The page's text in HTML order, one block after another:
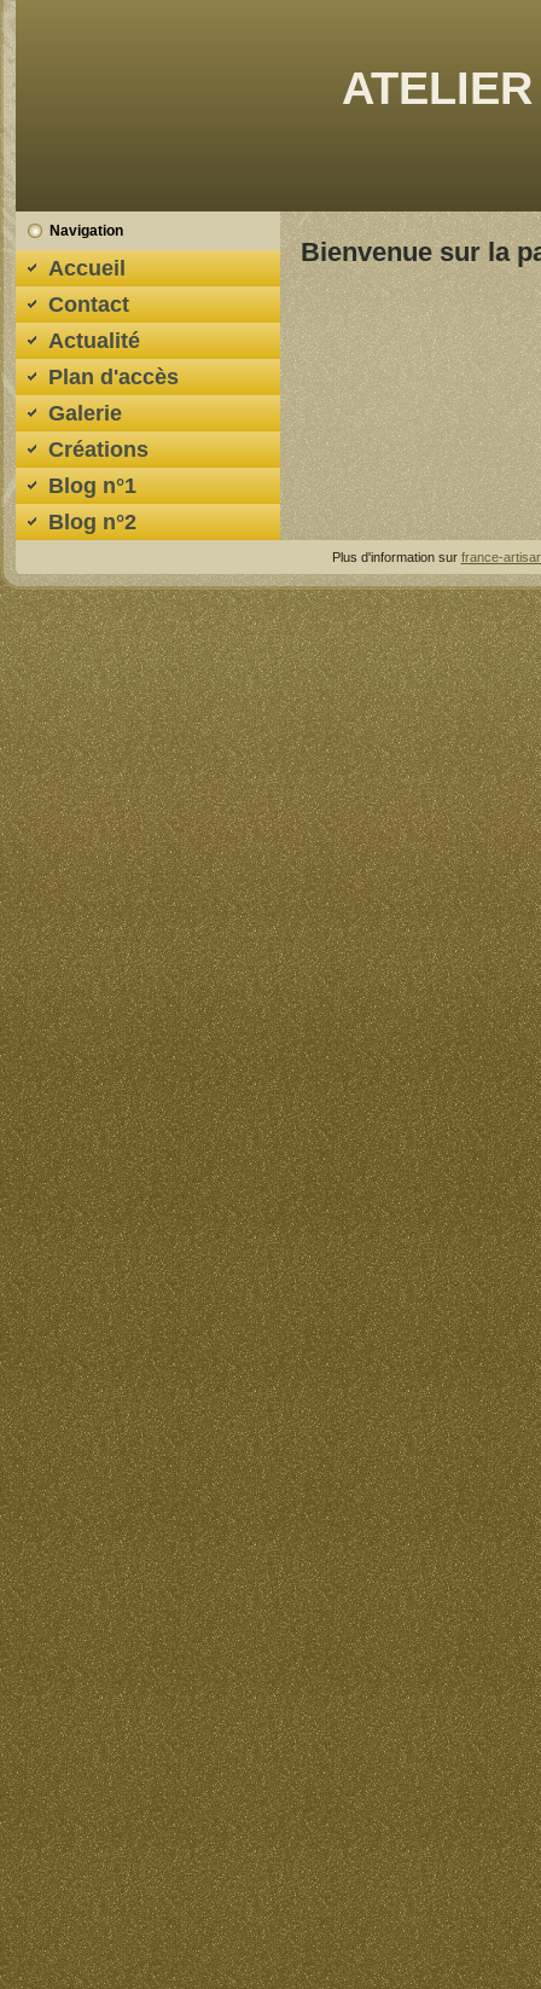
Navigation
Accueil
Contact
Actualité
Plan d'accès
Galerie
Créations
Blog n°1
Blog n°2
Bienvenue sur la
Plus d'information sur france-